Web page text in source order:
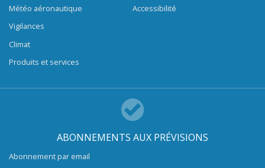
Météo aéronautique
Vigilances
Climat
Produits et services
Accessibilité
ABONNEMENTS AUX PRÉVISIONS
Abonnement par email